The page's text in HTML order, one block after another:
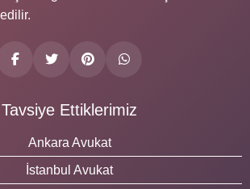
Tavsiye Ettiklerimiz
Ankara Avukat
İstanbul Avukat